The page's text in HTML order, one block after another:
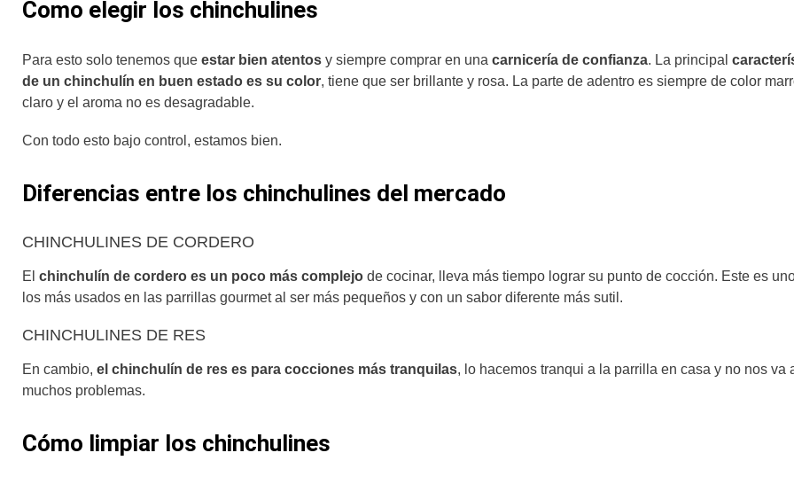
Como elegir los chinchulines
Para esto solo tenemos que estar bien atentos y siempre comprar en una carnicería de confianza. La principal
de un chinchulín en buen estado es su color, tiene que ser brillante y rosa. La parte de adentro es siempre de color
claro y el aroma no es desagradable.
Con todo esto bajo control, estamos bien.
Diferencias entre los chinchulines del mercado
CHINCHULINES DE CORDERO
El chinchulín de cordero es un poco más complejo de cocinar, lleva más tiempo lograr su punto de cocción. Este es
los más usados en las parrillas gourmet al ser más pequeños y con un sabor diferente más sutil.
CHINCHULINES DE RES
En cambio, el chinchulín de res es para cocciones más tranquilas, lo hacemos tranqui a la parrilla en casa y no nos va
muchos problemas.
Cómo limpiar los chinchulines